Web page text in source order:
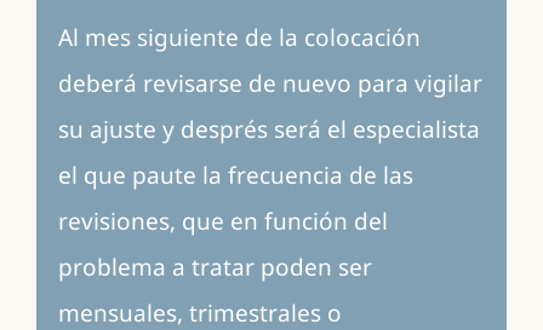
Al mes siguiente de la colocación
deberá revisarse de nuevo para vigilar
su ajuste y després será el especialista
el que paute la frecuencia de las
revisiones, que en función del
problema a tratar poden ser
mensuales, trimestrales o